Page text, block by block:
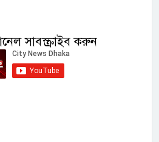
সাবস্ক্রাইব করুন